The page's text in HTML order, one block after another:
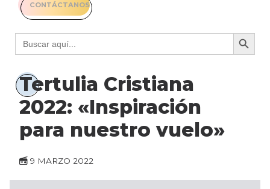
CONTÁCTANOS
Buscar: Botón
Tertulia Cristiana
2022: «Inspiración
para nuestro vuelo»
9 MARZO 2022